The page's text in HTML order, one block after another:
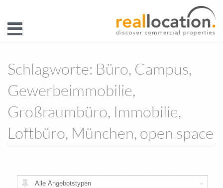
Schlagworte: Büro, Campus,
Gewerbeimmobilie,
Großraumbüro, Immobilie,
Loftbüro, München, open space